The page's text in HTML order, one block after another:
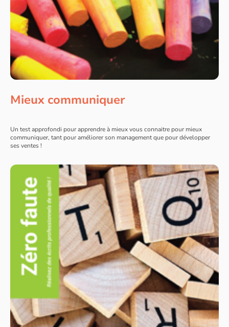
Mieux communiquer
Un test approfondi pour apprendre à mieux vous connaitre pour mieux
communiquer, tant pour améliorer son management que pour développer
ses ventes !